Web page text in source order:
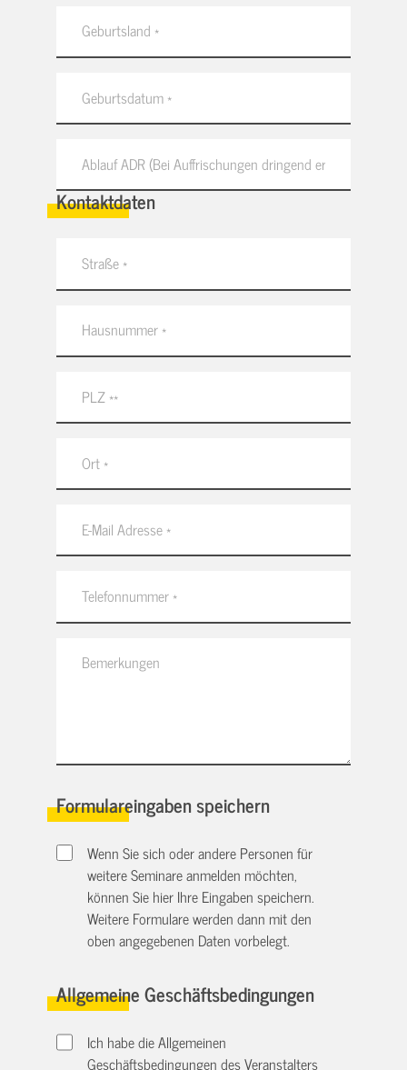
Kontaktdaten
Formulareingaben speichern
Wenn Sie sich oder andere Personen für
weitere Seminare anmelden möchten,
können Sie hier Ihre Eingaben speichern.
Weitere Formulare werden dann mit den
oben angegebenen Daten vorbelegt.
Allgemeine Geschäftsbedingungen
Ich habe die Allgemeinen
Geschäftsbedingungen des Veranstalters